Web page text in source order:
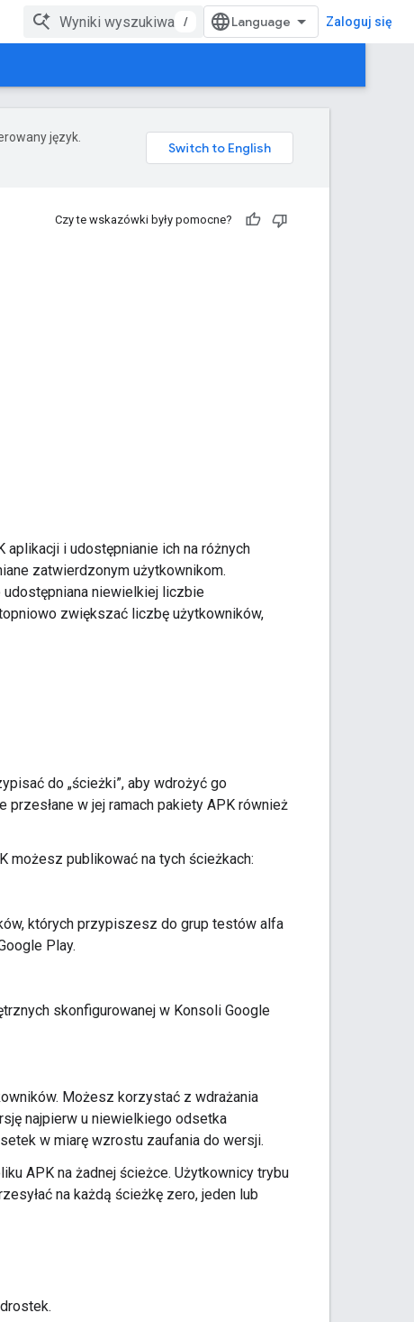
/ Zaloguj się
język.
Czy te wskazówki były pomocne?
aplikacji i udostępnianie ich na różnych
zatwierdzonym użytkownikom.
niewielkiej liczbie
zwiększać liczbę użytkowników,
do „ścieżki”, aby wdrożyć go
przesłane w jej ramach pakiety APK również
możesz publikować na tych ścieżkach:
których przypiszesz do grup testów alfa
Play.
skonfigurowanej w Konsoli Google
Możesz korzystać z wdrażania
najpierw u niewielkiego odsetka
w miarę wzrostu zaufania do wersji.
APK na żadnej ścieżce. Użytkownicy trybu
na każdą ścieżkę zero, jeden lub